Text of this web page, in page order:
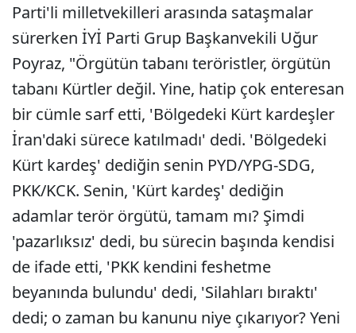
Parti'li milletvekilleri arasında sataşmalar
sürerken İYİ Parti Grup Başkanvekili Uğur
Poyraz, "Örgütün tabanı teröristler, örgütün
tabanı Kürtler değil. Yine, hatip çok enteresan
bir cümle sarf etti, 'Bölgedeki Kürt kardeşler
İran'daki sürece katılmadı' dedi. 'Bölgedeki
Kürt kardeş' dediğin senin PYD/YPG-SDG,
PKK/KCK. Senin, 'Kürt kardeş' dediğin
adamlar terör örgütü, tamam mı? Şimdi
'pazarlıksız' dedi, bu sürecin başında kendisi
de ifade etti, 'PKK kendini feshetme
beyanında bulundu' dedi, 'Silahları bıraktı'
dedi; o zaman bu kanunu niye çıkarıyor? Yeni